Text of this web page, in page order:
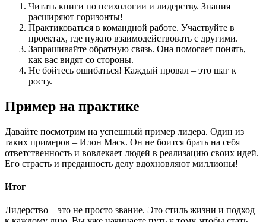
Читать книги по психологии и лидерству. Знания
расширяют горизонты!
Практиковаться в командной работе. Участвуйте в
проектах, где нужно взаимодействовать с другими.
Запрашивайте обратную связь. Она помогает понять,
как вас видят со стороны.
Не бойтесь ошибаться! Каждый провал – это шаг к
росту.
Пример на практике
Давайте посмотрим на успешный пример лидера. Один из
таких примеров – Илон Маск. Он не боится брать на себя
ответственность и вовлекает людей в реализацию своих идей.
Его страсть и преданность делу вдохновляют миллионы!
Итог
Лидерство – это не просто звание. Это стиль жизни и подход